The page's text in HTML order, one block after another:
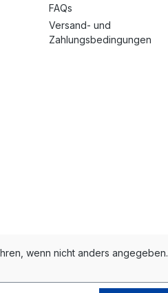
FAQs
Versand- und
Zahlungsbedingungen
wenn nicht anders angegeben.